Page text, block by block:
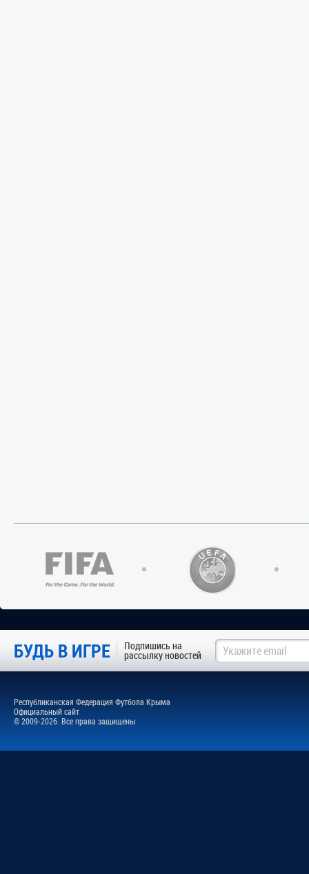
БУДЬ В ИГРЕ Подпишись на
рассылку новостей
Республиканская Федерация Футбола Крыма
Официальный сайт
© 2009-2026. Все права защищены